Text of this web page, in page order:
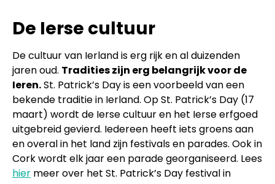
De Ierse cultuur
De cultuur van Ierland is erg rijk en al duizenden
jaren oud. Tradities zijn erg belangrijk voor de
Ieren.St. Patrick’s Day is een voorbeeld van een
bekende traditie in Ierland. Op St. Patrick’s Day (17
maart) wordt de Ierse cultuur en het Ierse erfgoed
uitgebreid gevierd. Iedereen heeft iets groens aan
en overal in het land zijn festivals en parades. Ook in
Cork wordt elk jaar een parade georganiseerd. Lees
hier meer over het St. Patrick’s Day festival in